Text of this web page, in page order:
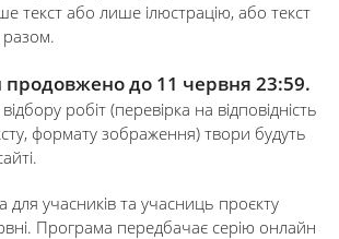
текст або лише ілюстрацію, або текст
разом.
продовжено до 11 червня 23:59.
робіт (перевірка на відповідність
формату зображення) твори будуть
для учасників та учасниць проєкту
Програма передбачає серію онлайн